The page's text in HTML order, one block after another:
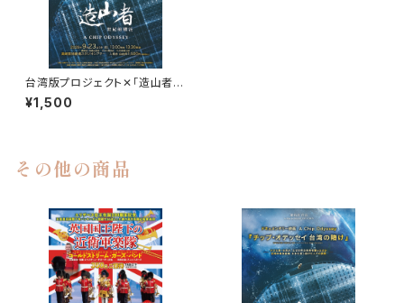
台湾版プロジェクト✕「造山者」
ー枚のチップが、世界を変えるー
ドキュメンタリー上映
¥1,500
その他の商品